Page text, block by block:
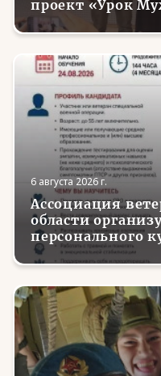
проект «Урок
делу»
6 августа 2026 г.
Ассоциация
области
персонального
вернувшихся с